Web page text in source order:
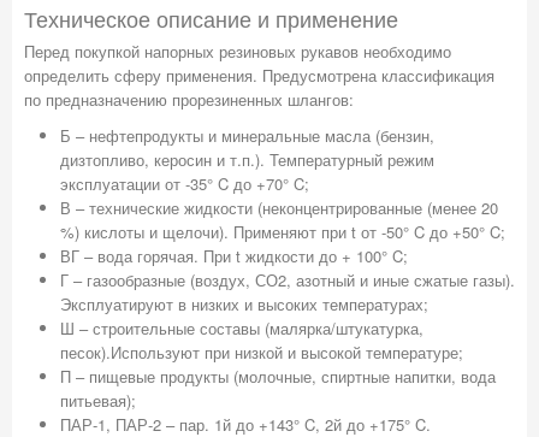
Техническое описание и применение
Перед покупкой напорных резиновых рукавов необходимо
определить сферу применения. Предусмотрена классификация
по предназначению прорезиненных шлангов:
Б – нефтепродукты и минеральные масла (бензин,
дизтопливо, керосин и т.п.). Температурный режим
эксплуатации от -35° C до +70° C;
В – технические жидкости (неконцентрированные (менее 20
%) кислоты и щелочи). Применяют при t от -50° C до +50° C;
ВГ – вода горячая. При t жидкости до + 100° C;
Г – газообразные (воздух, СО2, азотный и иные сжатые газы).
Эксплуатируют в низких и высоких температурах;
Ш – строительные составы (малярка/штукатурка,
песок).Используют при низкой и высокой температуре;
П – пищевые продукты (молочные, спиртные напитки, вода
питьевая);
ПАР-1, ПАР-2 – пар. 1й до +143° C, 2й до +175° C.